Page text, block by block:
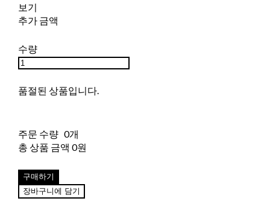
보기
추가 금액
수량
품절된 상품입니다.
주문 수량 0개
총 상품 금액 0원
구매하기
장바구니에 담기